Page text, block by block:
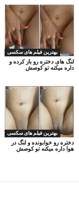
بهترین فیلم های سکسی
لنگ های دختره رو باز کرده و
داره میکنه تو کوصش
بهترین فیلم های سکسی
دختره رو خوابونده و لنگ در
هوا داره میکنه تو کوصش